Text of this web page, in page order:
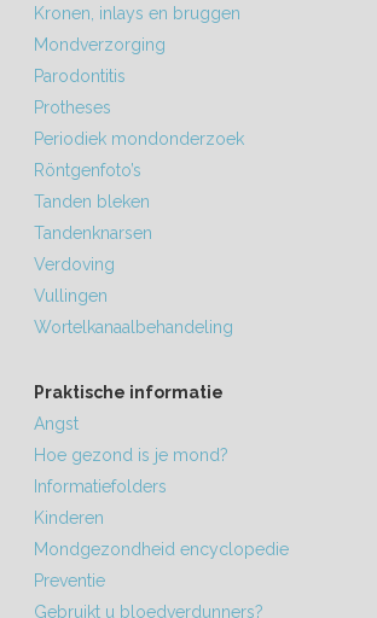
Kronen, inlays en bruggen
Mondverzorging
Parodontitis
Protheses
Periodiek mondonderzoek
Röntgenfoto’s
Tanden bleken
Tandenknarsen
Verdoving
Vullingen
Wortelkanaalbehandeling
Praktische informatie
Angst
Hoe gezond is je mond?
Informatiefolders
Kinderen
Mondgezondheid encyclopedie
Preventie
Gebruikt u bloedverdunners?